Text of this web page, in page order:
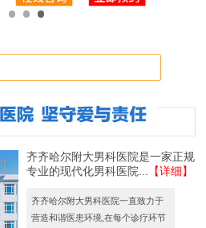
齐齐哈尔附大男科医院是一家正规
专业的现代化男科医院...
【详细】
齐齐哈尔附大男科医院一直致力于
营造和谐医患环境,在每个诊疗环节